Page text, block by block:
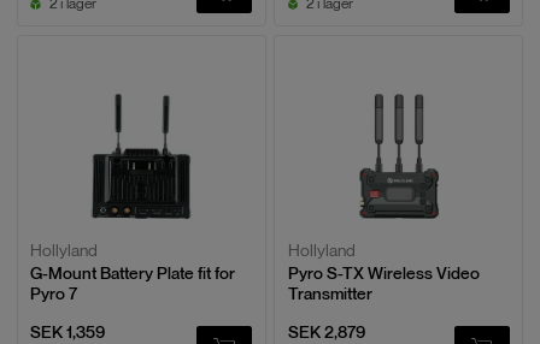
Hollyland
G-Mount Battery Plate fit for
Pyro 7
SEK 1,359
Hollyland
Pyro S-TX Wireless Video
Transmitter
SEK 2,879